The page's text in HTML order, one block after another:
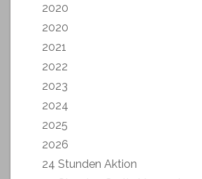
2020
2020
2021
2022
2023
2024
2025
2026
24 Stunden Aktion